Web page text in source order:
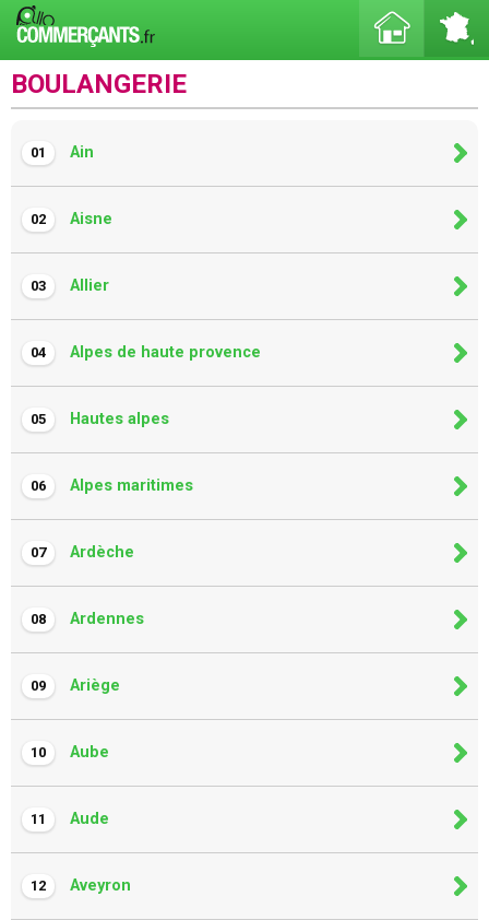
BOULANGERIE
01 Ain
02 Aisne
03 Allier
04 Alpes de haute provence
05 Hautes alpes
06 Alpes maritimes
07 Ardèche
08 Ardennes
09 Ariège
10 Aube
11 Aude
12 Aveyron